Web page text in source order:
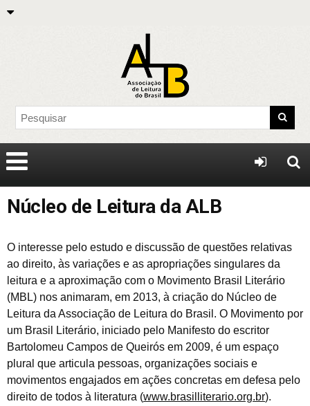
Núcleo de Leitura da ALB
O interesse pelo estudo e discussão de questões relativas
ao direito, às variações e as apropriações singulares da
leitura e a aproximação com o Movimento Brasil Literário
(MBL) nos animaram, em 2013, à criação do Núcleo de
Leitura da Associação de Leitura do Brasil. O Movimento por
um Brasil Literário, iniciado pelo Manifesto do escritor
Bartolomeu Campos de Queirós em 2009, é um espaço
plural que articula pessoas, organizações sociais e
movimentos engajados em ações concretas em defesa pelo
direito de todos à literatura (www.brasilliterario.org.br).